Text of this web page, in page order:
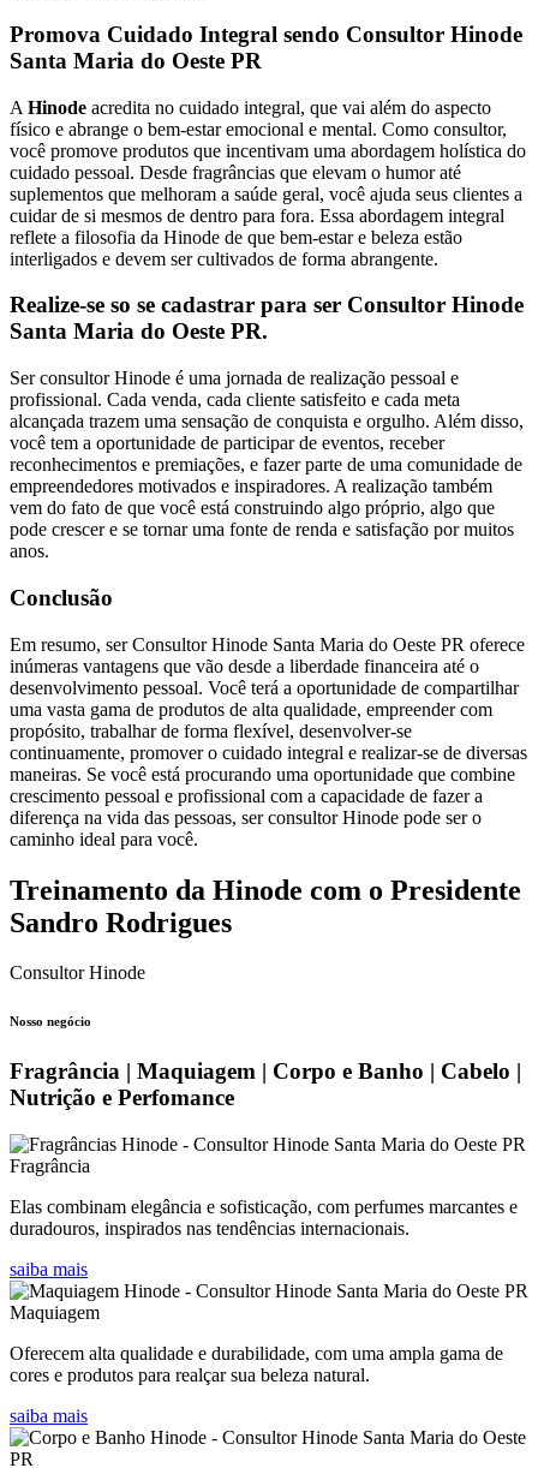
Promova Cuidado Integral sendo Consultor Hinode
Santa Maria do Oeste PR
A Hinode acredita no cuidado integral, que vai além do aspecto
físico e abrange o bem-estar emocional e mental. Como consultor,
você promove produtos que incentivam uma abordagem holística do
cuidado pessoal. Desde fragrâncias que elevam o humor até
suplementos que melhoram a saúde geral, você ajuda seus clientes a
cuidar de si mesmos de dentro para fora. Essa abordagem integral
reflete a filosofia da Hinode de que bem-estar e beleza estão
interligados e devem ser cultivados de forma abrangente.
Realize-se so se cadastrar para ser Consultor Hinode
Santa Maria do Oeste PR.
Ser consultor Hinode é uma jornada de realização pessoal e
profissional. Cada venda, cada cliente satisfeito e cada meta
alcançada trazem uma sensação de conquista e orgulho. Além disso,
você tem a oportunidade de participar de eventos, receber
reconhecimentos e premiações, e fazer parte de uma comunidade de
empreendedores motivados e inspiradores. A realização também
vem do fato de que você está construindo algo próprio, algo que
pode crescer e se tornar uma fonte de renda e satisfação por muitos
anos.
Conclusão
Em resumo, ser Consultor Hinode Santa Maria do Oeste PR oferece
inúmeras vantagens que vão desde a liberdade financeira até o
desenvolvimento pessoal. Você terá a oportunidade de compartilhar
uma vasta gama de produtos de alta qualidade, empreender com
propósito, trabalhar de forma flexível, desenvolver-se
continuamente, promover o cuidado integral e realizar-se de diversas
maneiras. Se você está procurando uma oportunidade que combine
crescimento pessoal e profissional com a capacidade de fazer a
diferença na vida das pessoas, ser consultor Hinode pode ser o
caminho ideal para você.
Treinamento da Hinode com o Presidente
Sandro Rodrigues
Consultor Hinode
Nosso negócio
Fragrância | Maquiagem | Corpo e Banho | Cabelo |
Nutrição e Perfomance
Fragrância
Elas combinam elegância e sofisticação, com perfumes marcantes e
duradouros, inspirados nas tendências internacionais.
saiba mais
Maquiagem
Oferecem alta qualidade e durabilidade, com uma ampla gama de
cores e produtos para realçar sua beleza natural.
saiba mais